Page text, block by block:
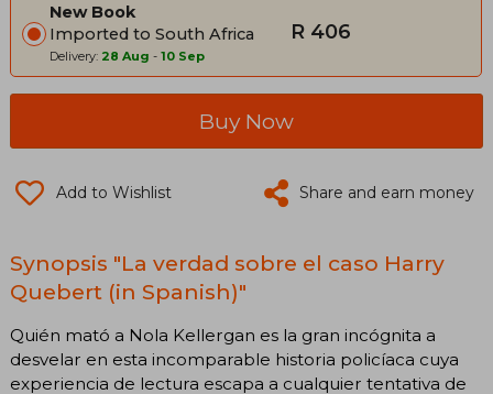
New Book
Imported to South Africa
Delivery: 28 Aug - 10 Sep
R 406
Buy Now
Add to Wishlist Share and earn money
Synopsis "La verdad sobre el caso Harry
Quebert (in Spanish)"
Quién mató a Nola Kellergan es la gran incógnita a
desvelar en esta incomparable historia policíaca cuya
experiencia de lectura escapa a cualquier tentativa de